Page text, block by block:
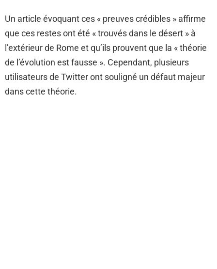
Un article évoquant ces « preuves crédibles » affirme
que ces restes ont été « trouvés dans le désert » à
l’extérieur de Rome et qu’ils prouvent que la « théorie
de l’évolution est fausse ». Cependant, plusieurs
utilisateurs de Twitter ont souligné un défaut majeur
dans cette théorie.